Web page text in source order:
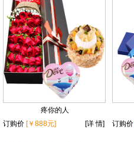
疼你的人
订购价 [￥888元] [详 情]
订购价